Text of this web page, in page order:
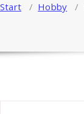
Start / Hobby /